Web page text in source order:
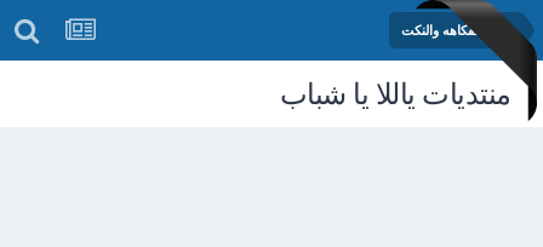
منتدى الفكاهه والنكت
منتديات ياللا يا شباب